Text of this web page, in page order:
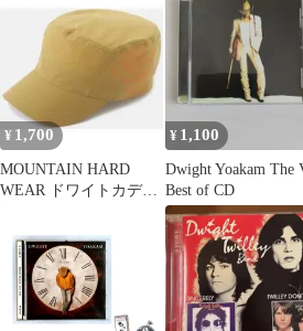
¥ 1,700
MOUNTAIN HARD
WEAR ドワイトカデッ
¥ 1,100
Dwight Yoakam The
Best of CD